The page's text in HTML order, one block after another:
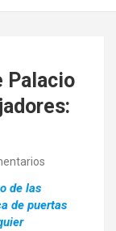
Palacio
de las
de puertas